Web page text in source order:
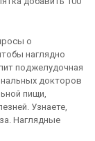
о
наглядно
поджелудочная
докторов
пищи,
Узнаете,
Наглядные